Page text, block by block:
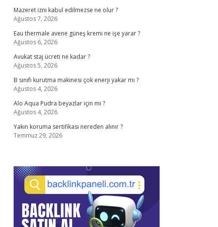
Mazeret izni kabul edilmezse ne olur ?
Ağustos 7, 2026
Eau thermale avene güneş kremi ne işe yarar ?
Ağustos 6, 2026
Avukat staj ücreti ne kadar ?
Ağustos 5, 2026
B sınıfı kurutma makinesi çok enerji yakar mı ?
Ağustos 4, 2026
Alo Aqua Pudra beyazlar için mi ?
Ağustos 4, 2026
Yakın koruma sertifikası nereden alınır ?
Temmuz 29, 2026